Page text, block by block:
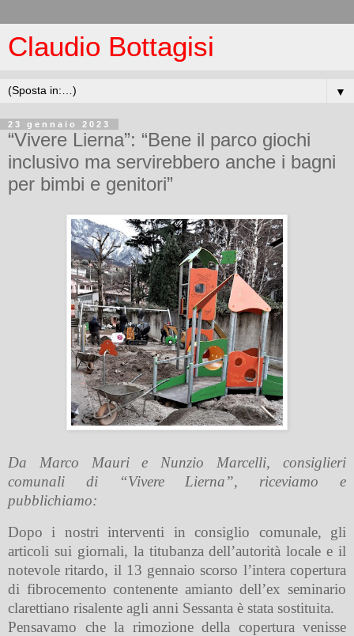
Claudio Bottagisi
▼
23 gennaio 2023
“Vivere Lierna”: “Bene il parco giochi
inclusivo ma servirebbero anche i bagni
per bimbi e genitori”
Da Marco Mauri e Nunzio Marcelli, consiglieri
comunali di “Vivere Lierna”, riceviamo e
pubblichiamo:
Dopo i nostri interventi in consiglio comunale, gli
articoli sui giornali, la titubanza dell’autorità locale e il
notevole ritardo, il 13 gennaio scorso l’intera copertura
di fibrocemento contenente amianto dell’ex seminario
clarettiano risalente agli anni Sessanta è stata sostituita.
Pensavamo che la rimozione della copertura venisse